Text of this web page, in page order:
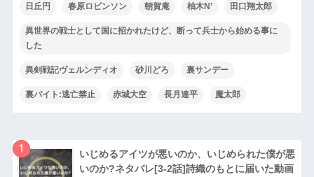
日丘円 春原ロビンソン 朝賀庵 柚木N’ 田口翔太郎
異世界の戦士として国に招かれたけど、断って兵士から始める事に
した
異剣戦記ヴェルンディオ 砂川どろ 裏サンデー
裏バイト:逃亡禁止 赤城大空 長月達平 魔太郎
1
いじめるアイツが悪いのか、いじめられた僕が悪
いのか?ネタバレ[3-2話]詩織のもとに届いた動画